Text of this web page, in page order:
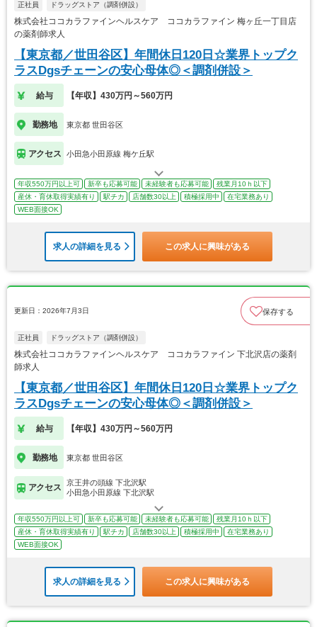
正社員 ドラッグストア（調剤併設）
株式会社ココカラファインヘルスケア ココカラファイン 梅ヶ丘一丁目店
の薬剤師求人
【東京都／世田谷区】年間休日120日☆業界トップク
ラスDgsチェーンの安心母体◎＜調剤併設＞
給与 【年収】430万円～560万円
勤務地 東京都 世田谷区
アクセス 小田急小田原線 梅ケ丘駅
年収550万円以上可 新卒も応募可能 未経験者も応募可能
残業月10ｈ以下
産休・育休取得実績有り
駅チカ 店舗数30以上 積極採用中
在宅業務あり
WEB面接OK
求人の詳細を見る この求人に興味がある
更新日：2026年7月3日 保存する
正社員 ドラッグストア（調剤併設）
株式会社ココカラファインヘルスケア ココカラファイン 下北沢店の薬剤
師求人
【東京都／世田谷区】年間休日120日☆業界トップク
ラスDgsチェーンの安心母体◎＜調剤併設＞
給与 【年収】430万円～560万円
勤務地 東京都 世田谷区
アクセス
京王井の頭線 下北沢駅
小田急小田原線 下北沢駅
年収550万円以上可 新卒も応募可能 未経験者も応募可能
残業月10ｈ以下
産休・育休取得実績有り
駅チカ 店舗数30以上 積極採用中
在宅業務あり
WEB面接OK
求人の詳細を見る この求人に興味がある